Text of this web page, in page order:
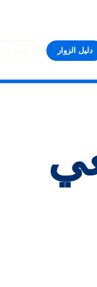
دليل الزوار